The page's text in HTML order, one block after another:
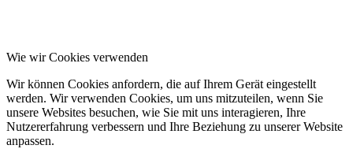
Wie wir Cookies verwenden
Wir können Cookies anfordern, die auf Ihrem Gerät eingestellt
werden. Wir verwenden Cookies, um uns mitzuteilen, wenn Sie
unsere Websites besuchen, wie Sie mit uns interagieren, Ihre
Nutzererfahrung verbessern und Ihre Beziehung zu unserer Website
anpassen.